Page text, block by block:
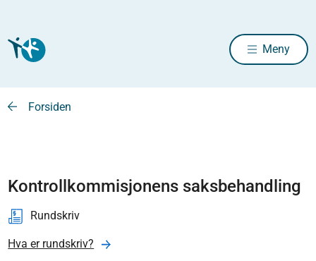
Meny
Forsiden
Kontrollkommisjonens saksbehandling
Rundskriv
Hva er rundskriv?